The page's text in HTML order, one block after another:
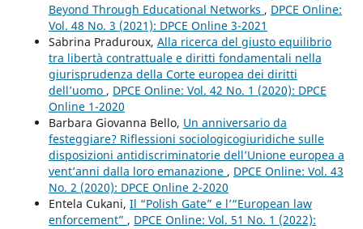
Beyond Through Educational Networks , DPCE Online:
Vol. 48 No. 3 (2021): DPCE Online 3-2021
Sabrina Praduroux, Alla ricerca del giusto equilibrio
tra libertà contrattuale e diritti fondamentali nella
giurisprudenza della Corte europea dei diritti
dell’uomo , DPCE Online: Vol. 42 No. 1 (2020): DPCE
Online 1-2020
Barbara Giovanna Bello, Un anniversario da
festeggiare? Riflessioni sociologicogiuridiche sulle
disposizioni antidiscriminatorie dell’Unione europea a
vent’anni dalla loro emanazione , DPCE Online: Vol. 43
No. 2 (2020): DPCE Online 2-2020
Entela Cukani, Il “Polish Gate” e l’“European law
enforcement” , DPCE Online: Vol. 51 No. 1 (2022):